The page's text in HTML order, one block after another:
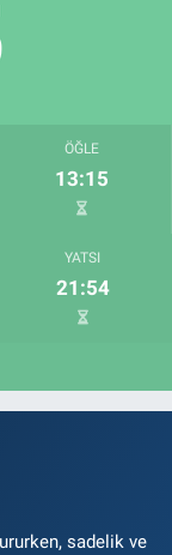
ÖĞLE
13:15
YATSI
21:54
sadelik ve